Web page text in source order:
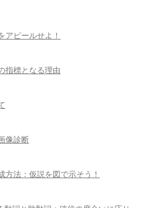
アピールせよ！
指標となる理由
像診断
法：仮説を図で示そう！